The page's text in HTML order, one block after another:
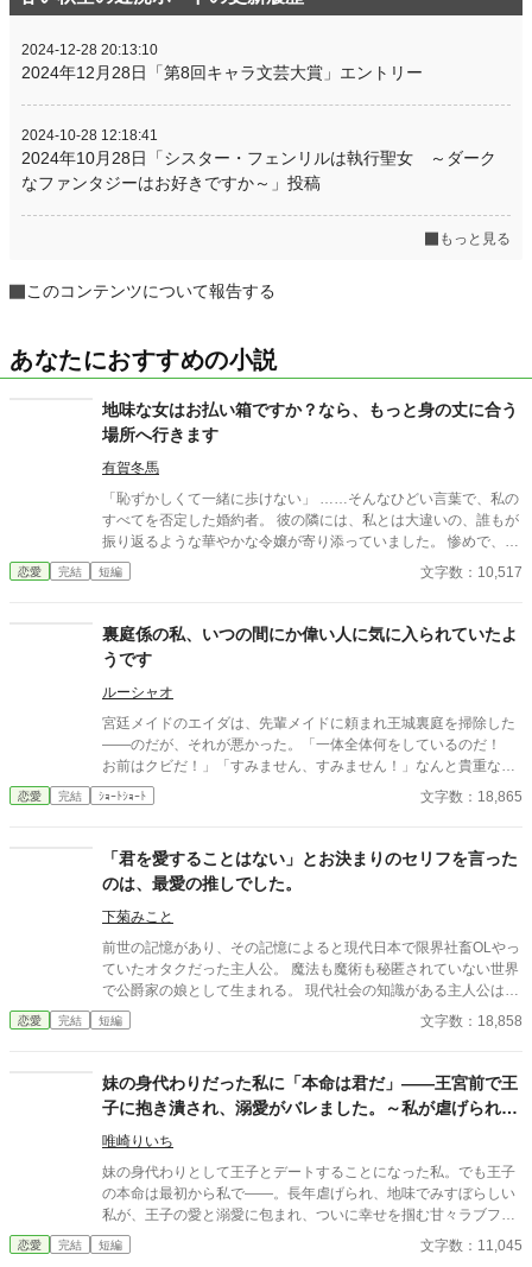
2024-12-28 20:13:10
2024年12月28日「第8回キャラ文芸大賞」エントリー
2024-10-28 12:18:41
2024年10月28日「シスター・フェンリルは執行聖女 ～ダーク
なファンタジーはお好きですか～」投稿
もっと見る
このコンテンツについて報告する
あなたにおすすめの小説
地味な女はお払い箱ですか？なら、もっと身の丈に合う
場所へ行きます
有賀冬馬
「恥ずかしくて一緒に歩けない」 ……そんなひどい言葉で、私の
すべてを否定した婚約者。 彼の隣には、私とは大違いの、誰もが
振り返るような華やかな令嬢が寄り添っていました。 惨めで、哀
れで、息をすることさえ苦しい。 冷たい視線に晒され、逃げるよ
うに走り出した私に、残されたものはもう何もありません。
恋愛 完結 短編 文字数：10,517
裏庭係の私、いつの間にか偉い人に気に入られていたよ
うです
ルーシャオ
宮廷メイドのエイダは、先輩メイドに頼まれ王城裏庭を掃除した
——のだが、それが悪かった。「一体全体何をしているのだ！
お前はクビだ！」「すみません、すみません！」なんと貴重な薬
草や香木があることを知らず、草むしりや剪定をしてしまったの
だ。そこへ、薬師のデ・ヴァレスの取りなしのおかげで何とか
め、薬草の知識を増やしていく。その真面目さを買われて、薬師
のデ・ヴァレスを通じてリュドミラ王太后に面会することに。そ
して、お見合いを勧められるのである。一方で、エイダを嵌めた
先輩メイドたちは——？
恋愛 完結 ｼｮｰﾄｼｮｰﾄ 文字数：18,865
「君を愛することはない」とお決まりのセリフを言った
のは、最愛の推しでした。
下菊みこと
前世の記憶があり、その記憶によると現代日本で限界社畜OLやっ
ていたオタクだった主人公。 魔法も魔術も秘匿されていない世界
で公爵家の娘として生まれる。 現代社会の知識がある主人公は、
昔から神童と称えられ、18歳の誕生日を迎えた今も才女と評され
る。 しかしこの世界の「美しい女性」の定義の真逆の見た目から
た縁談は、新興伯爵家（どうも商売で成功して、その経済効果か
ら叙爵されたらしい）との縁談。 これは裏があるなと思いつつ
も、「結婚は勢いよ！」と背を押されそのまま結婚式。 結婚式に
現れた新郎は…なんと二人！？しかも前世最推しだった兄弟キャ
ラ！？ 一応、この世界の主人公が暮らすこの国では男女ともに
「重婚」が認められている（昔国を揺るがすような大恋愛があっ
たせいらしい）ので法律上は無理はないのだが…。 そして初夜。
ベッドの上でネグリジェを着て待っていた主人公の元に、二人
は…来た！？ しかしお決まりの「君を愛することはない」「これ
恋愛 完結 短編 文字数：18,858
妹の身代わりだった私に「本命は君だ」――王宮前で王
子に抱き潰され、溺愛がバレました。～私が虐げられる
きっかけになった少年が、私と王子を結び付
唯崎りいち
妹の身代わりとして王子とデートすることになった私。でも王子
の本命は最初から私で――。長年虐げられ、地味でみすぼらしい
私が、王子の愛と溺愛に包まれ、ついに幸せを掴む甘々ラブファ
ンタジー。妹や家族との誤解、影武者の存在も絡み、ハラハラと
胸キュンが止まらない物語。
恋愛 完結 短編 文字数：11,045